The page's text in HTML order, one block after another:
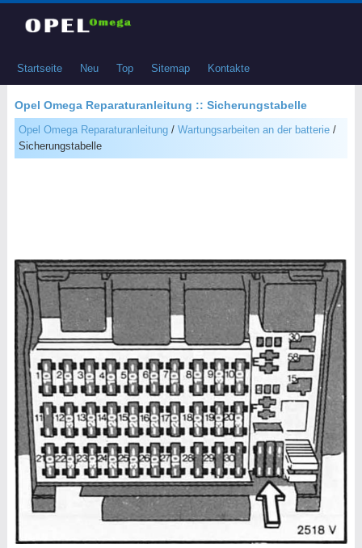
Startseite Neu Top Sitemap Kontakte
Opel Omega Reparaturanleitung :: Sicherungstabelle
Opel Omega Reparaturanleitung/ Wartungsarbeiten an der batterie/
Sicherungstabelle